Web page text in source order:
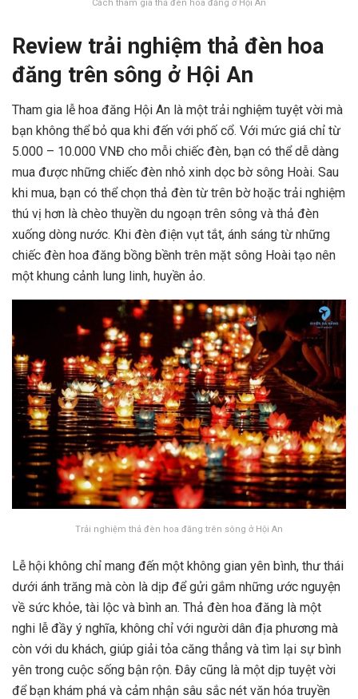
Cách tham gia thả đèn hoa đăng ở Hội An
Review trải nghiệm thả đèn hoa
đăng trên sông ở Hội An
Tham gia lễ hoa đăng Hội An là một trải nghiệm tuyệt vời mà
bạn không thể bỏ qua khi đến với phố cổ. Với mức giá chỉ từ
5.000 – 10.000 VNĐ cho mỗi chiếc đèn, bạn có thể dễ dàng
mua được những chiếc đèn nhỏ xinh dọc bờ sông Hoài. Sau
khi mua, bạn có thể chọn thả đèn từ trên bờ hoặc trải nghiệm
thú vị hơn là chèo thuyền du ngoạn trên sông và thả đèn
xuống dòng nước. Khi đèn điện vụt tắt, ánh sáng từ những
chiếc đèn hoa đăng bồng bềnh trên mặt sông Hoài tạo nên
một khung cảnh lung linh, huyền ảo.
Trải nghiệm thả đèn hoa đăng trên sông ở Hội An
Lễ hội không chỉ mang đến một không gian yên bình, thư thái
dưới ánh trăng mà còn là dịp để gửi gắm những ước nguyện
về sức khỏe, tài lộc và bình an. Thả đèn hoa đăng là một
nghi lễ đầy ý nghĩa, không chỉ với người dân địa phương mà
còn với du khách, giúp giải tỏa căng thẳng và tìm lại sự bình
yên trong cuộc sống bận rộn. Đây cũng là một dịp tuyệt vời
để bạn khám phá và cảm nhận sâu sắc nét văn hóa truyền